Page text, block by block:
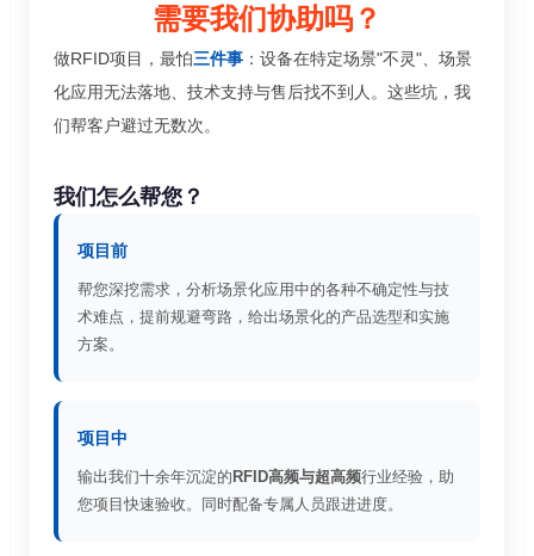
需要我们协助吗？
做RFID项目，最怕三件事 ：设备在特定场景"不灵"、场景
化应用无法落地、技术支持与售后找不到人。这些坑，我
们帮客户避过无数次。
我们怎么帮您？
项目前
帮您深挖需求，分析场景化应用中的各种不确定性与技
术难点，提前规避弯路，给出场景化的产品选型和实施
方案。
项目中
输出我们十余年沉淀的 RFID高频与超高频行业经验，助
您项目快速验收。同时配备专属人员跟进进度。